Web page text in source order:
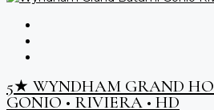
5★ WYNDHAM GRAND
GONIO • RIVIERA • HD